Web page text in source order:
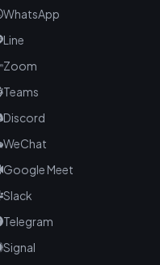
WhatsApp
Line
Zoom
Teams
Discord
WeChat
Google Meet
Slack
Telegram
Signal